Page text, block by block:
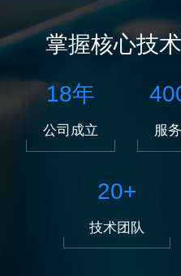
掌握核心技
18年
公司成立 服
20+
技术团队